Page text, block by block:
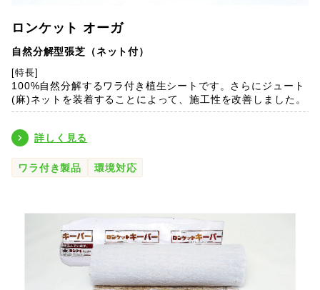
ロンケット オーガ
自然分解型張芝（ネット付）
[特長]
100%自然分解するワラ付き植生シートです。さらにジュート
(麻)ネットを装着することによって、施工性を改善しました。
詳しく見る
ワラ付き製品 環境対応